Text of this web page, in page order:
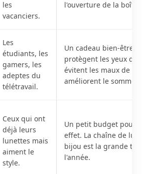
les
vacanciers.
l'ouverture de la boîte
Les
étudiants, les
gamers, les
adeptes du
télétravail.
Un cadeau bien-être.
protègent les yeux des
évitent les maux de tête
améliorent le sommeil.
Ceux qui ont
déjà leurs
lunettes mais
aiment le
style.
Un petit budget pour
effet. La chaîne de
bijou est la grande
l'année.